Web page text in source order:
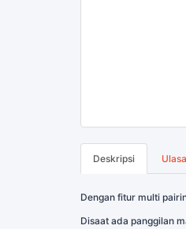
Deskripsi
Dengan fitur multi
Disaat ada panggilan